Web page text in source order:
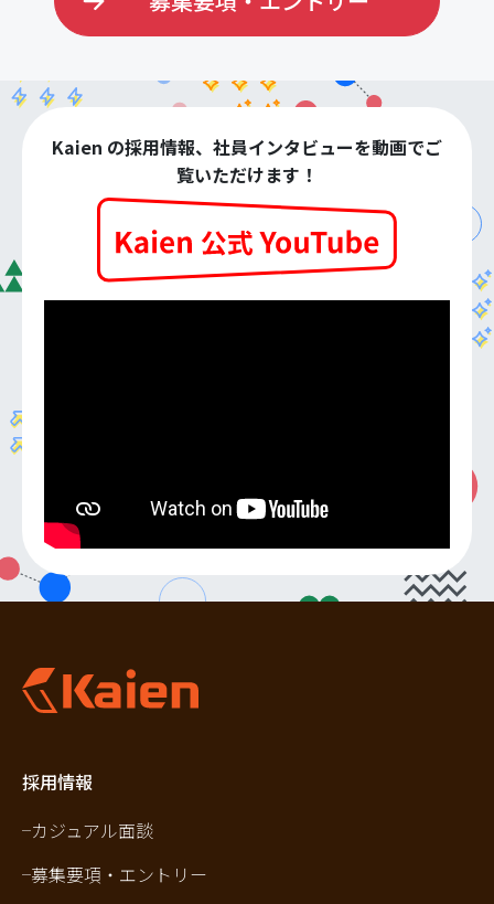
Kaien の採用情報、社員インタビューを動画でご
覧いただけます！
採用情報
カジュアル面談
募集要項・エントリー